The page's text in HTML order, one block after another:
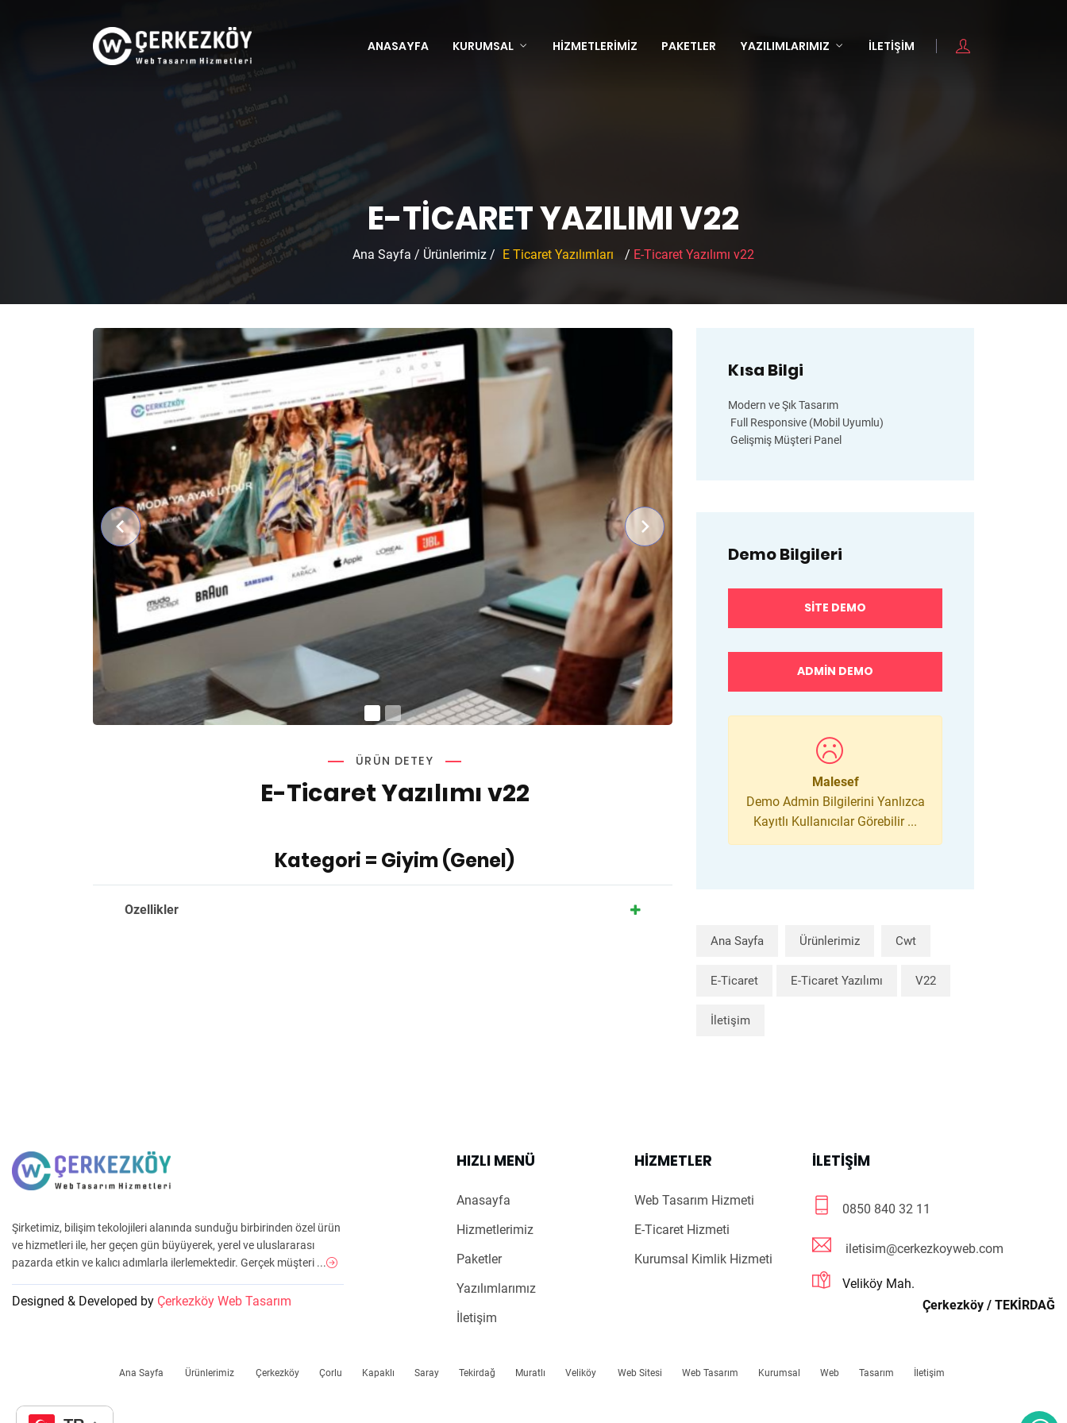
ANASAYFA KURUMSAL HIZMETLERIMIZ PAKETLER YAZILIMLARIMIZ İLETIŞIM
E-TICARET YAZILIMI V22
Ana Sayfa / Ürünlerimiz / E Ticaret Yazılımları / E-Ticaret Yazılımı v22
ÜRÜN DETEY
E-Ticaret Yazılımı v22
Kategori = Giyim (Genel)
Ozellikler
Kısa Bilgi
Modern ve Şık Tasarım
Full Responsive (Mobil Uyumlu)
Gelişmiş Müşteri Panel
Demo Bilgileri
SITE DEMO
ADMIN DEMO
Malesef
Demo Admin Bilgilerini Yanlızca
Kayıtlı Kullanıcılar Görebilir ...
Ana Sayfa Ürünlerimiz Cwt
E-Ticaret E-Ticaret Yazılımı V22
İletişim
Şirketimiz, bilişim tekolojileri alanında sunduğu birbirinden özel ürün
ve hizmetleri ile, her geçen gün büyüyerek, yerel ve uluslararası
pazarda etkin ve kalıcı adımlarla ilerlemektedir. Gerçek müşteri ...
Designed & Developed by Çerkezköy Web Tasarım
HIZLI MENÜ
Anasayfa
Hizmetlerimiz
Paketler
Yazılımlarımız
İletişim
HIZMETLER
Web Tasarım Hizmeti
E-Ticaret Hizmeti
Kurumsal Kimlik Hizmeti
İLETIŞIM
0850 840 32 11
iletisim@cerkezkoyweb.com
Veliköy Mah.
Çerkezköy / TEKİRDAĞ
Ana Sayfa Ürünlerimiz Çerkezköy Çorlu Kapaklı Saray Tekirdağ Muratlı Veliköy Web Sitesi Web Tasarım Kurumsal Web Tasarım İletişim